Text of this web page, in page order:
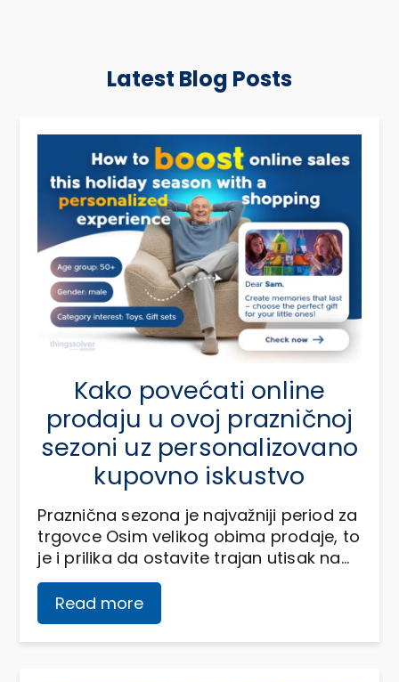
Latest Blog Posts
Kako povećati online
prodaju u ovoj prazničnoj
sezoni uz personalizovano
kupovno iskustvo
Praznična sezona je najvažniji period za
trgovce Osim velikog obima prodaje, to
je i prilika da ostavite trajan utisak na…
Read more